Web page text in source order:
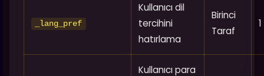
_lang_pref
Kullanıcı dil
tercihini
hatırlama
Birinci
Taraf
Kullanıcı para